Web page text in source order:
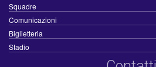
Squadre
Comunicazioni
Biglietteria
Stadio